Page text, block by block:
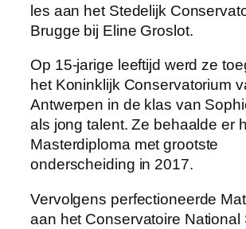
les aan het Stedelijk
Brugge bij Eline Groslot.
Op 15-jarige leeftijd werd ze
het Koninklijk Conservatorium
Antwerpen in de klas van
als jong talent. Ze behaalde er
Masterdiploma met grootste
onderscheiding in 2017.
Vervolgens perfectioneerde
aan het Conservatoire National